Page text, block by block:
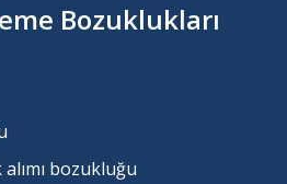
Bozuklukları
alımı bozukluğu